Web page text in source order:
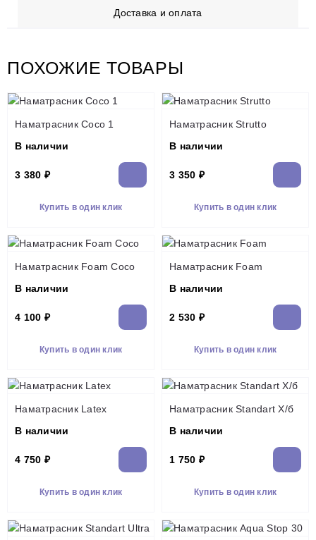
Доставка и оплата
ПОХОЖИЕ ТОВАРЫ
Наматрасник Coco 1
В наличии
3 380 ₽
Купить в один клик
Наматрасник Strutto
В наличии
3 350 ₽
Купить в один клик
Наматрасник Foam Coco
В наличии
4 100 ₽
Купить в один клик
Наматрасник Foam
В наличии
2 530 ₽
Купить в один клик
Наматрасник Latex
В наличии
4 750 ₽
Купить в один клик
Наматрасник Standart Х/б
В наличии
1 750 ₽
Купить в один клик